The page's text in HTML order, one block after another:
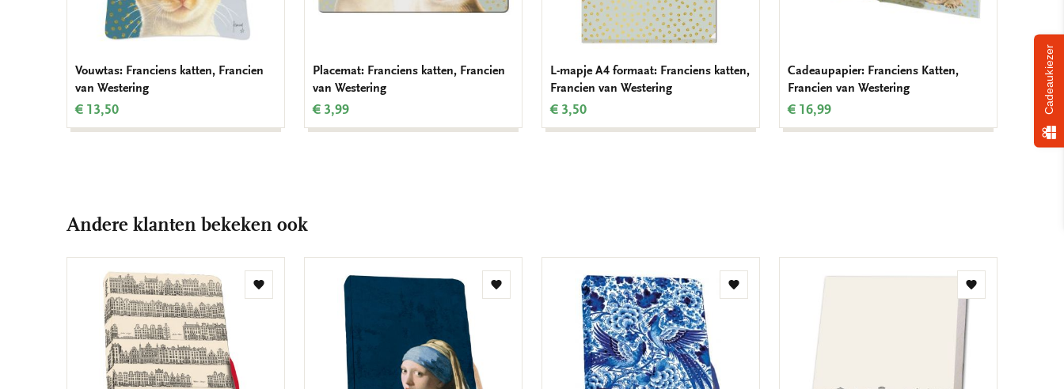
Vouwtas: Franciens katten, Francien
van Westering
€ 13,50
Placemat: Franciens katten, Francien
van Westering
€ 3,99
L-mapje A4 formaat: Franciens katten,
Francien van Westering
€ 3,50
Cadeaupapier: Franciens Katten,
Francien van Westering
€ 16,99 € 9,99
Andere klanten bekeken ook
Toevoegen
Toevoegen
Toevoegen
Toevoegen
Cadeaukiezer